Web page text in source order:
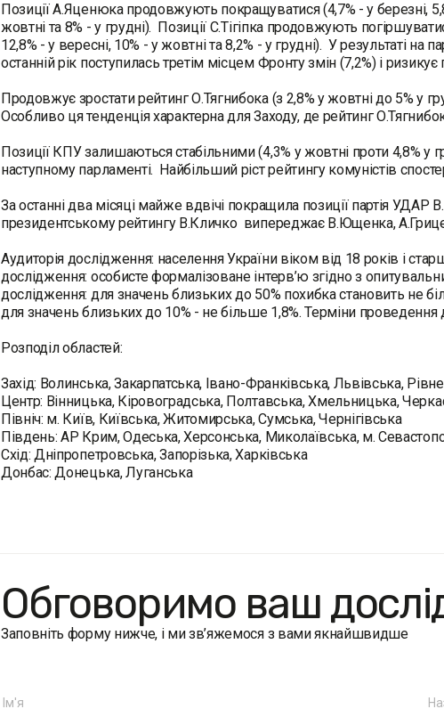
Позиції А.Яценюка продовжують покращуватися (4,7% - у березні,
жовтні та 8% - у грудні). Позиції С.Тігіпка продовжують
12,8% - у вересні, 10% - у жовтні та 8,2% - у грудні). У результаті на
останній рік поступилась третім місцем Фронту змін (7,2%) і
Продовжує зростати рейтинг О.Тягнибока (з 2,8% у жовтні до 5% у
Особливо ця тенденція характерна для Заходу, де рейтинг
Позиції КПУ залишаються стабільними (4,3% у жовтні проти 4,8% у
наступному парламенті. Найбільший ріст рейтингу комуністів
За останні два місяці майже вдвічі покращила позиції партія УДАР
президентському рейтингу В.Кличко випереджає В.Ющенка,
Аудиторія дослідження: населення України віком від 18 років і
дослідження: особисте формалізоване інтерв’ю згідно з
дослідження: для значень близьких до 50% похибка становить не
для значень близьких до 10% - не більше 1,8%. Терміни
Розподіл областей:
Захід: Волинська, Закарпатська, Івано-Франківська, Львівська,
Центр: Вінницька, Кіровоградська, Полтавська, Хмельницька,
Північ: м. Київ, Київська, Житомирська, Сумська, Чернігівська
Південь: АР Крим, Одеська, Херсонська, Миколаївська, м.
Схід: Дніпропетровська, Запорізька, Харківська
Донбас: Донецька, Луганська
Обговоримо ваш
Заповніть форму нижче, і ми зв’яжемося з вами якнайшвидше